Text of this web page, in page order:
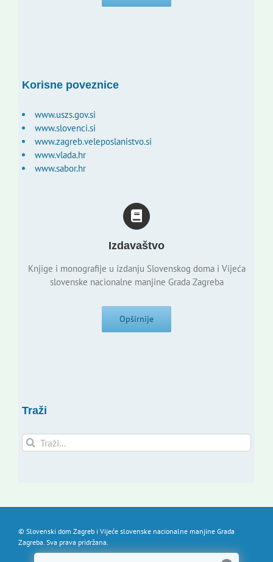
Korisne poveznice
www.uszs.gov.si
www.slovenci.si
www.zagreb.veleposlanistvo.si
www.vlada.hr
www.sabor.hr
Izdavaštvo
Knjige i monografije u izdanju Slovenskog doma i Vijeća
slovenske nacionalne manjine Grada Zagreba
Opširnije
Traži
Traži...
© Slovenski dom Zagreb i Vijeće slovenske nacionalne manjine Grada
Zagreba. Sva prava pridržana.